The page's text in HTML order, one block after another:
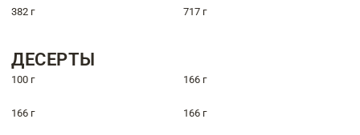
382 г 717 г
ДЕСЕРТЫ
100 г 166 г
166 г 166 г